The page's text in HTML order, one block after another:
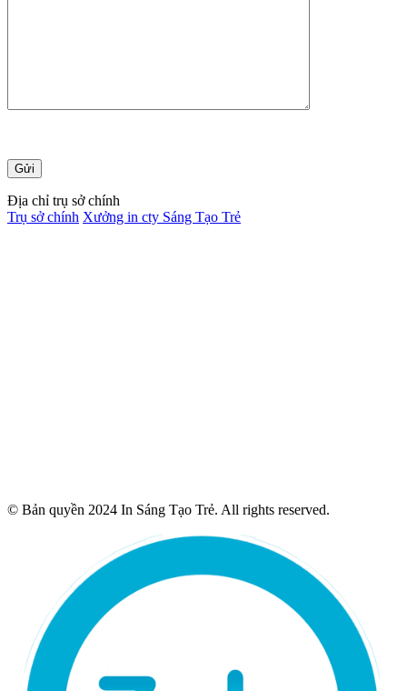
Địa chỉ trụ sở chính
Trụ sở chính Xưởng in cty Sáng Tạo Trẻ
© Bản quyền 2024 In Sáng Tạo Trẻ. All rights reserved.